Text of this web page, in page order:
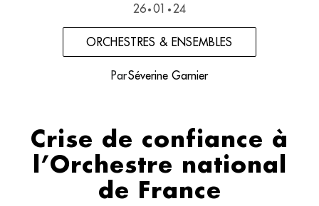
26 • 01 • 24
ORCHESTRES & ENSEMBLES
ParSéverine Garnier
Crise de confiance à
l’Orchestre national
de France